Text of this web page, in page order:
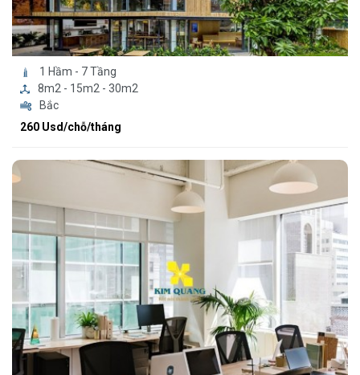
1 Hầm - 7 Tầng
8m2 - 15m2 - 30m2
Bắc
260 Usd/chỗ/tháng